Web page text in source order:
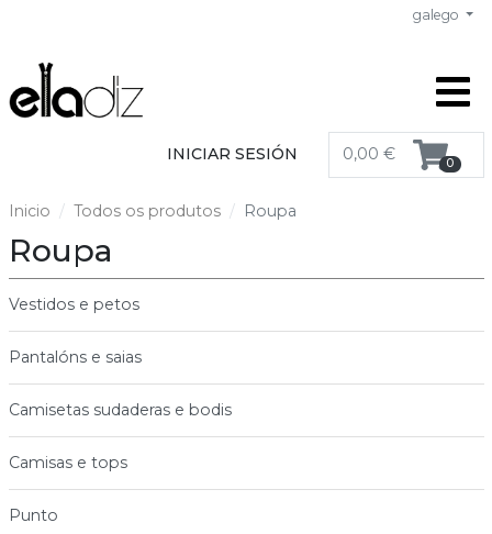
galego
INICIAR SESIÓN 0,00 € 0
Inicio Todos os produtos Roupa
Roupa
Vestidos e petos
Pantalóns e saias
Camisetas sudaderas e bodis
Camisas e tops
Punto